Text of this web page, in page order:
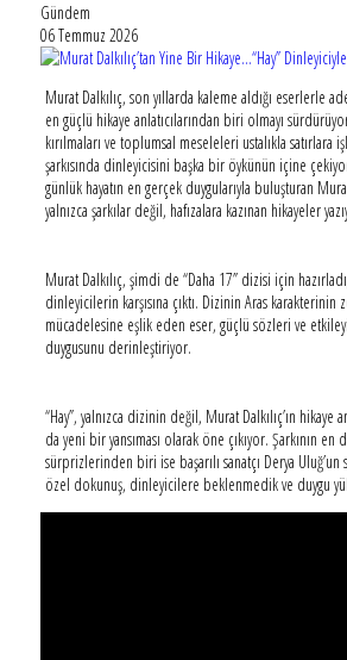
Gündem
06 Temmuz 2026
Murat Dalkılıç, son yıllarda kaleme aldığı eserlerle
en güçlü hikaye anlatıcılarından biri olmayı
kırılmaları ve toplumsal meseleleri ustalıkla satırlara
şarkısında dinleyicisini başka bir öykünün içine
günlük hayatın en gerçek duygularıyla buluşturan
yalnızca şarkılar değil, hafızalara kazınan hikayeler
Murat Dalkılıç, şimdi de “Daha 17” dizisi için
dinleyicilerin karşısına çıktı. Dizinin Aras
mücadelesine eşlik eden eser, güçlü sözleri ve
duygusunu derinleştiriyor.
“Hay”, yalnızca dizinin değil, Murat Dalkılıç’ın hikaye
da yeni bir yansıması olarak öne çıkıyor. Şarkının en
sürprizlerinden biri ise başarılı sanatçı Derya
özel dokunuş, dinleyicilere beklenmedik ve duygu